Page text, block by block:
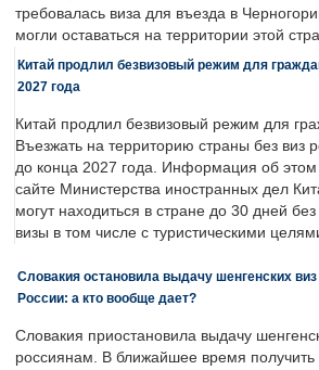
требовалась виза для въезда в
могли оставаться на территории этой
Китай продлил безвизовый режим для
2027 года
Китай продлил безвизовый режим для
Въезжать на территорию страны без виз
до конца 2027 года. Информация об этом
сайте Министерства иностранных дел
могут находиться в стране до 30 дней
визы в том числе с туристическими
Словакия остановила выдачу шенгенских виз
России: а кто вообще дает?
Словакия приостановила выдачу
россиянам. В ближайшее время получить